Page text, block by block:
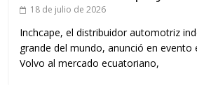
18 de julio de 2026
Inchcape, el distribuidor automotriz
grande del mundo, anunció en evento
Volvo al mercado ecuatoriano,